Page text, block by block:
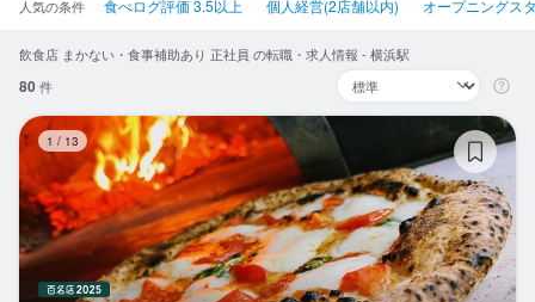
求人検索
閲覧履歴
気になる求人
検索履歴・保存した条件
人気の条件 食べログ評価 3.5以上 個人経営(2店舗以内) オープニングス
飲食店 まかない・食事補助あり 正社員 の転職・求人情報 - 横浜駅
80件
1 / 13